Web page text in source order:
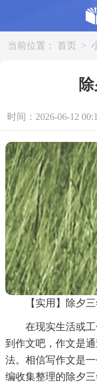
当前位置： 首页 >
时间：2026-06-12
【实用】除夕
在现实生活或
到作文吧，作文是
法。相信写作文是
编收集整理的除夕